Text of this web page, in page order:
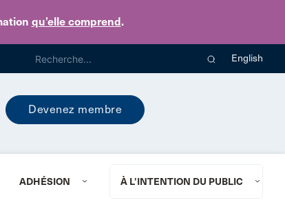
qu’elle comprend.
English
Devenez membre
ADHÉSION À L’INTENTION DU PUBLIC